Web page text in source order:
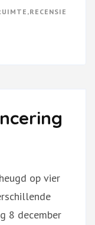
,RECENSIE
op vier
8 december